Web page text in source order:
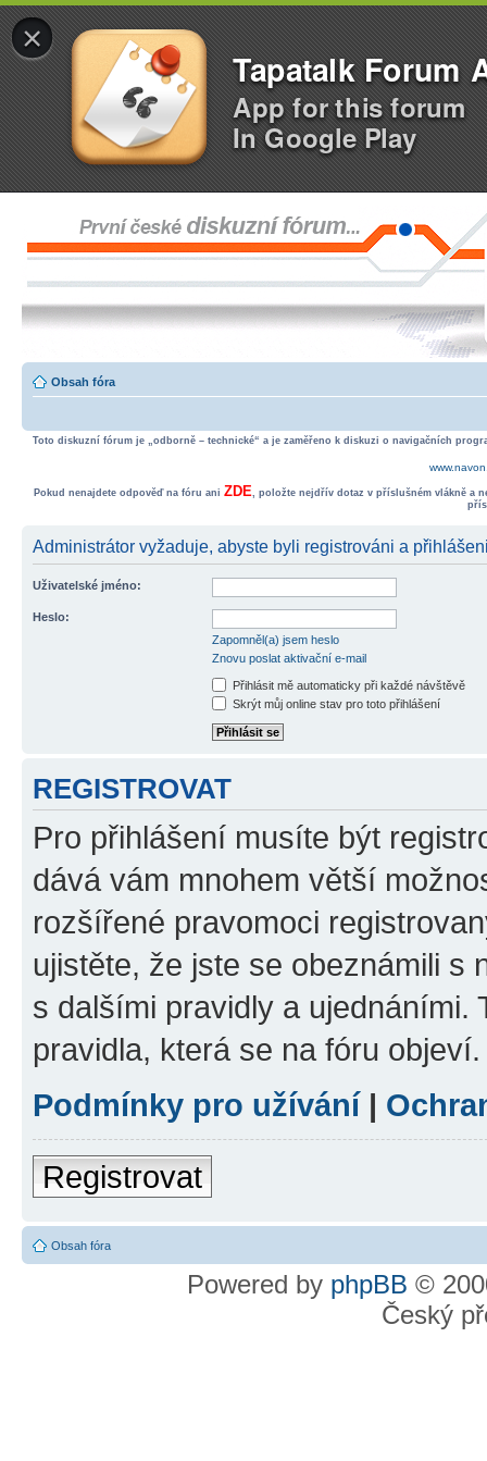
×
Tapatalk Forum
App for this forum
In Google Play
Obsah fóra
Toto diskuzní fórum je „odborně – technické“ a je zaměřeno k diskuzi o navigačních
Pokud nenajdete odpověď na fóru ani ZDE, položte nejdřív dotaz v příslušném vlákně a
Administrátor vyžaduje, abyste byli registrováni a
Uživatelské jméno:
Heslo:
Zapomněl(a) jsem heslo
Znovu poslat aktivační e-mail
Přihlásit mě automaticky při každé návštěvě
Skrýt můj online stav pro toto přihlášení
REGISTROVAT
Pro přihlášení musíte být
dává vám mnohem větší
rozšířené pravomoci
ujistěte, že jste se obeznámili s
s dalšími pravidly a ujednáními.
pravidla, která se na fóru objeví.
Podmínky pro užívání|
Registrovat
Obsah fóra
Powered by phpBB ©
Český